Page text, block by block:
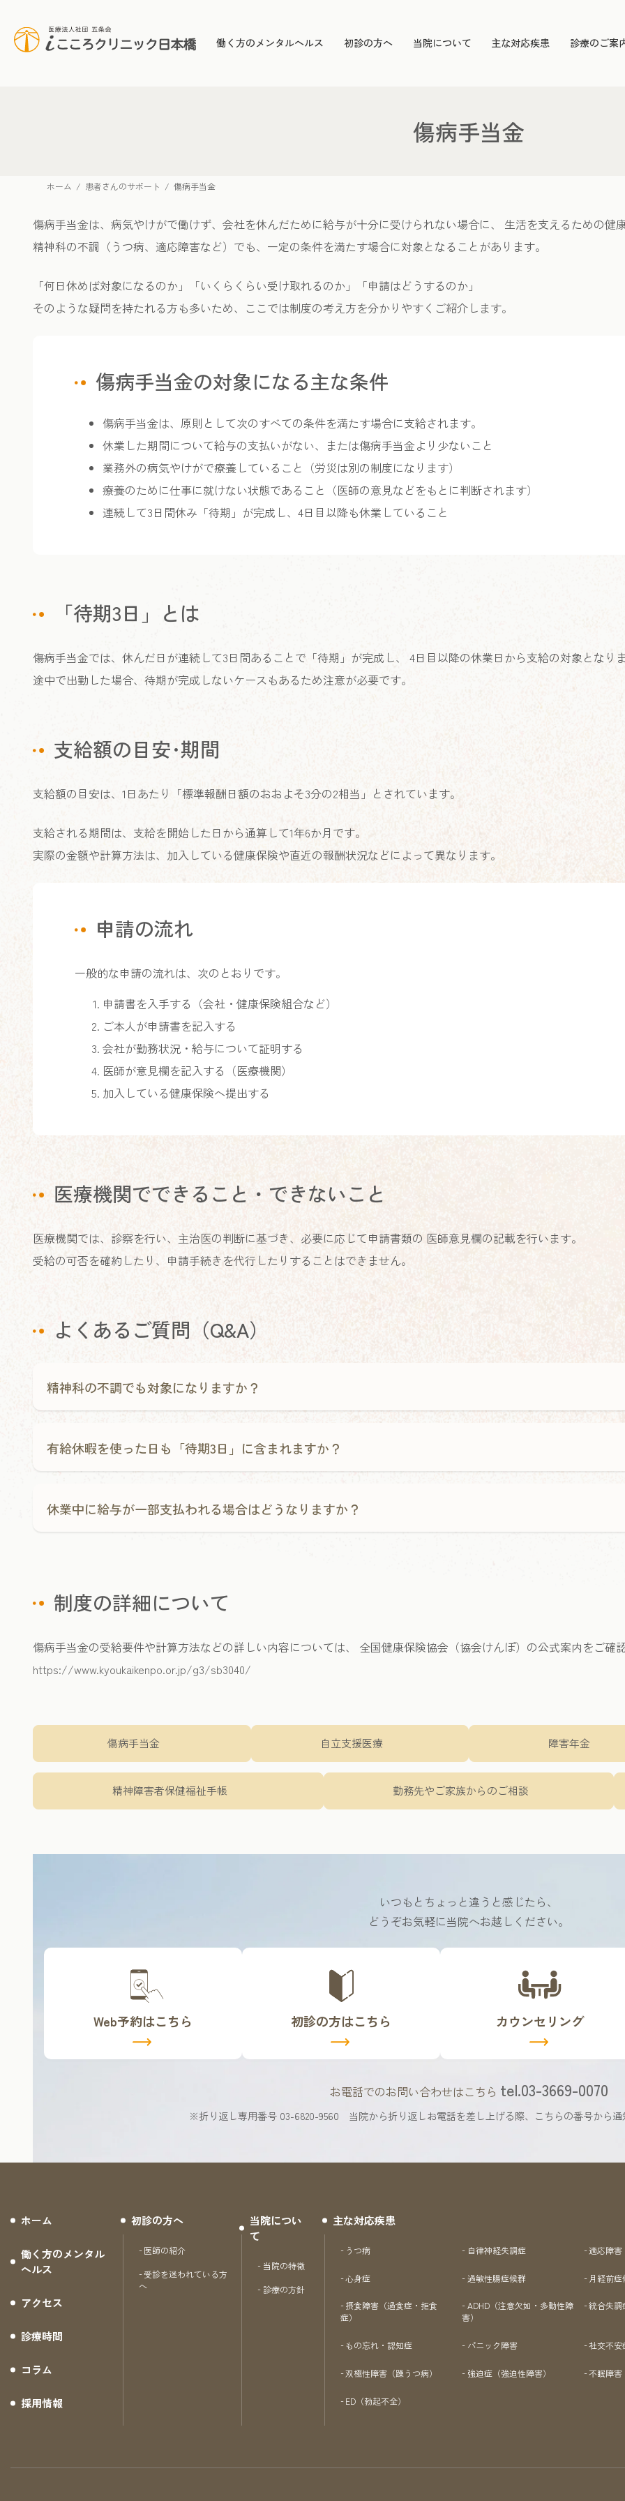
働く方のメンタルヘルス 初診の方へ 当院について 主な対応疾患 診療のご案
傷病手当金
ホーム 患者さんのサポート 傷病手当金
傷病手当金は、病気やけがで働けず、会社を休んだために給与が十分に受けられない場合に、 生活を支えるための健
精神科の不調（うつ病、適応障害など）でも、一定の条件を満たす場合に対象となることがあります。
「何日休めば対象になるのか」「いくらくらい受け取れるのか」「申請はどうするのか」
そのような疑問を持たれる方も多いため、ここでは制度の考え方を分かりやすくご紹介します。
傷病手当金の対象になる主な条件
傷病手当金は、原則として次のすべての条件を満たす場合に支給されます。
休業した期間について給与の支払いがない、または傷病手当金より少ないこと
業務外の病気やけがで療養していること（労災は別の制度になります）
療養のために仕事に就けない状態であること（医師の意見などをもとに判断されます）
連続して3日間休み「待期」が完成し、4日目以降も休業していること
「待期3日」とは
傷病手当金では、休んだ日が連続して3日間あることで「待期」が完成し、 4日目以降の休業日から支給の対象となり
途中で出勤した場合、待期が完成しないケースもあるため注意が必要です。
支給額の目安･期間
支給額の目安は、1日あたり「標準報酬日額のおおよそ3分の2相当」とされています。
支給される期間は、支給を開始した日から通算して1年6か月です。
実際の金額や計算方法は、加入している健康保険や直近の報酬状況などによって異なります。
申請の流れ
一般的な申請の流れは、次のとおりです。
申請書を入手する（会社・健康保険組合など）
ご本人が申請書を記入する
会社が勤務状況・給与について証明する
医師が意見欄を記入する（医療機関）
加入している健康保険へ提出する
医療機関でできること・できないこと
医療機関では、診察を行い、主治医の判断に基づき、必要に応じて申請書類の 医師意見欄の記載を行います。
受給の可否を確約したり、申請手続きを代行したりすることはできません。
よくあるご質問（Q&A）
精神科の不調でも対象になりますか？
有給休暇を使った日も「待期3日」に含まれますか？
休業中に給与が一部支払われる場合はどうなりますか？
制度の詳細について
傷病手当金の受給要件や計算方法などの詳しい内容については、 全国健康保険協会（協会けんぽ）の公式案内をご確
https://www.kyoukaikenpo.or.jp/g3/sb3040/
傷病手当金 自立支援医療 障害年金
精神障害者保健福祉手帳 勤務先やご家族からのご相談
いつもとちょっと違うと感じたら、
どうぞお気軽に当院へお越しください。
Web予約はこちら
カ
初診の方はこちら
カ
カウンセリング
カ
お電話でのお問い合わせはこちら tel.03-3669-0070
※折り返し専用番号 03-6820-9560 当院から折り返しお電話を差し上げる際、 こちらの番号から
ホーム
働く方のメンタル
ヘルス
アクセス
診療時間
コラム
採用情報
初診の方へ
医師の紹介
受診を迷われている方
へ
当院につい
て
当院の特徴
診療の方針
主な対応疾患
うつ病 自律神経失調症 適応障害
心身症 過敏性腸症候群 月経前
摂食障害（過食症・拒食
症）
ADHD（注意欠如・多動性障
害）
統合失調
もの忘れ・認知症 パニック障害 社交不安
双極性障害（躁うつ病） 強迫症（強迫性障害） 不眠障害
ED（勃起不全）